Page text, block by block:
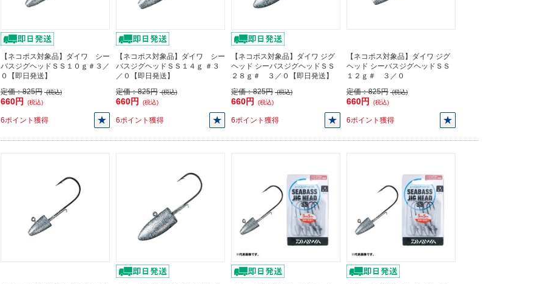
【ネコポス対象品】ダイワ シー
バスジグヘッドＳＳ１０ｇ＃３／
０【即日発送】
定価：825円 (税込)
660円 (税込)
6ポイント獲得
【ネコポス対象品】ダイワ シー
バスジグヘッドＳＳ１４ｇ ＃３
／０【即日発送】
定価：825円 (税込)
660円 (税込)
6ポイント獲得
【ネコポス対象品】ダイワ ジグ
ヘッド シーバスジグヘッドＳＳ
２８ｇ＃ ３／０【即日発送】
定価：825円 (税込)
660円 (税込)
6ポイント獲得
【ネコポス対象品】ダイワ ジグ
ヘッド シーバスジグヘッドＳＳ
１２ｇ＃ ３／０
定価：825円 (税込)
660円 (税込)
6ポイント獲得